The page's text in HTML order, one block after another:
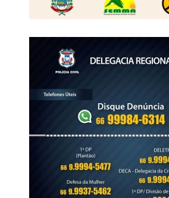
identificação falsos. Ambos
(MT) para o Rio de Janeiro (RJ).
Na ocasião, a equipe da Polícia
apreendeu os aparelhos celulares
suspeitos, e o material foi
Rondonópolis para as providências
A partir da análise do conteúdo
policiais identificaram a
facção com atuação em diversos